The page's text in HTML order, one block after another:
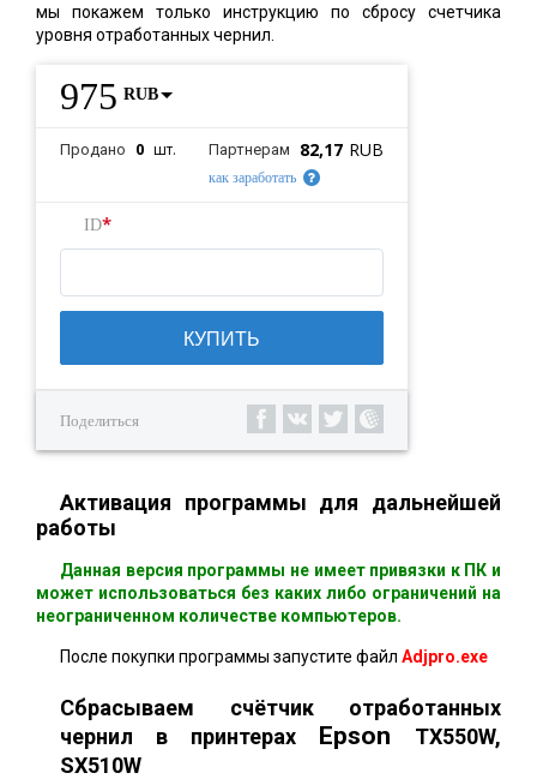
мы покажем только инструкцию по сбросу счетчика
уровня отработанных чернил.
975 RUB
Продано 0 шт. Партнерам 82,17 RUB
как заработать
ID*
КУПИТЬ
Поделиться
Активация программы для дальнейшей
работы
Данная версия программы не имеет привязки к ПК и
может использоваться без каких либо ограничений на
неограниченном количестве компьютеров.
После покупки программы запустите файл Adjpro.exe
Сбрасываем счётчик отработанных
чернил в принтерах Epson
TX550W,
SX510W